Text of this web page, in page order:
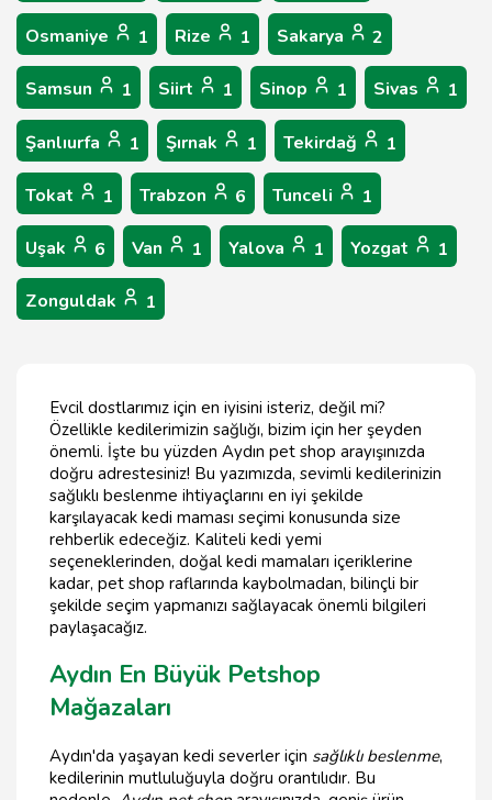
Osmaniye 1 Rize 1 Sakarya 2
Samsun 1 Siirt 1 Sinop 1 Sivas 1
Şanlıurfa 1 Şırnak 1 Tekirdağ 1
Tokat 1 Trabzon 6 Tunceli 1
Uşak 6 Van 1 Yalova 1 Yozgat 1
Zonguldak 1
Evcil dostlarımız için en iyisini isteriz, değil mi?
Özellikle kedilerimizin sağlığı, bizim için her şeyden
önemli. İşte bu yüzden Aydın pet shop arayışınızda
doğru adrestesiniz! Bu yazımızda, sevimli kedilerinizin
sağlıklı beslenme ihtiyaçlarını en iyi şekilde
karşılayacak kedi maması seçimi konusunda size
rehberlik edeceğiz. Kaliteli kedi yemi
seçeneklerinden, doğal kedi mamaları içeriklerine
kadar, pet shop raflarında kaybolmadan, bilinçli bir
şekilde seçim yapmanızı sağlayacak önemli bilgileri
paylaşacağız.
Aydın En Büyük Petshop
Mağazaları
Aydın'da yaşayan kedi severler için sağlıklı beslenme,
kedilerinin mutluluğuyla doğru orantılıdır. Bu